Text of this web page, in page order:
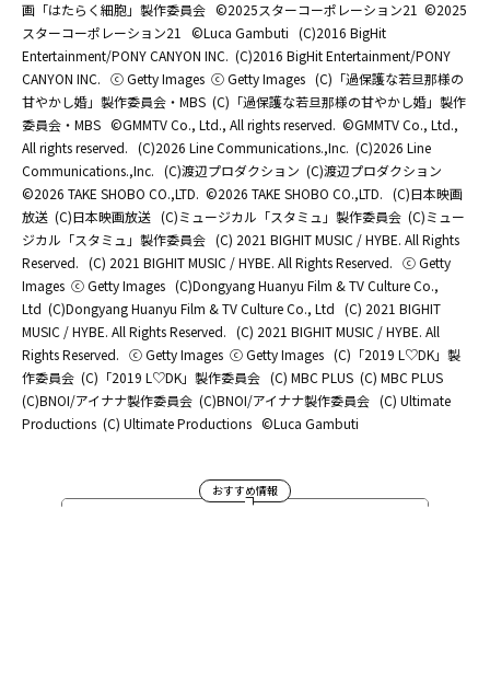
画「はたらく細胞」製作委員会 ©2025スターコーポレーション21 ©2025
スターコーポレーション21
©Luca Gambuti (C)2016 BigHit
Entertainment/PONY CANYON INC. (C)2016 BigHit Entertainment/PONY
CANYON INC. ⓒ Getty Images ⓒ Getty Images (C)「過保護な若旦那様の
甘やかし婚」製作委員会・MBS (C)「過保護な若旦那様の甘やかし婚」製作
委員会・MBS ©GMMTV Co., Ltd., All rights reserved. ©GMMTV Co., Ltd.,
All rights reserved. (C)2026 Line Communications.,Inc. (C)2026 Line
Communications.,Inc. (C)渡辺プロダクション (C)渡辺プロダクション
©2026 TAKE SHOBO CO.,LTD. ©2026 TAKE SHOBO CO.,LTD. (C)日本映画
放送 (C)日本映画放送 (C)ミュージカル「スタミュ」製作委員会 (C)ミュー
ジカル「スタミュ」製作委員会 (C) 2021 BIGHIT MUSIC / HYBE. All Rights
Reserved. (C) 2021 BIGHIT MUSIC / HYBE. All Rights Reserved. ⓒ Getty
Images ⓒ Getty Images (C)Dongyang Huanyu Film & TV Culture Co.,
Ltd (C)Dongyang Huanyu Film & TV Culture Co., Ltd (C) 2021 BIGHIT
MUSIC / HYBE. All Rights Reserved. (C) 2021 BIGHIT MUSIC / HYBE. All
Rights Reserved. ⓒ Getty Images ⓒ Getty Images (C)「2019 L♡DK」製
作委員会 (C)「2019 L♡DK」製作委員会 (C) MBC PLUS (C) MBC PLUS
(C)BNOI/アイナナ製作委員会 (C)BNOI/アイナナ製作委員会 (C) Ultimate
Productions (C) Ultimate Productions ©Luca Gambuti
おすすめ情報